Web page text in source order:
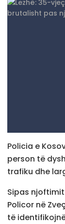
Policia e
person të
trafiku dhe
Sipas
Policor në
të